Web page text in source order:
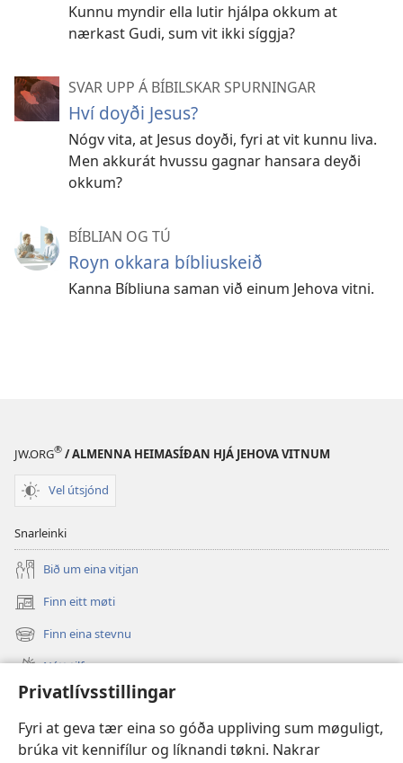
Privatlívsstillingar
Fyri at geva tær eina so góða uppliving sum møguligt,
brúka vit kennifílur og líknandi tøkni. Nakrar
Kunnu myndir ella lutir hjálpa okkum at
nærkast Gudi, sum vit ikki síggja?
SVAR UPP Á BÍBILSKAR SPURNINGAR
Hví doyði Jesus?
Nógv vita, at Jesus doyði, fyri at vit kunnu liva.
Men akkurát hvussu gagnar hansara deyði
okkum?
BÍBLIAN OG TÚ
Royn okkara bíbliuskeið
Kanna Bíbliuna saman við einum Jehova vitni.
JW.ORG® / ALMENNA HEIMASÍÐAN HJÁ JEHOVA VITNUM
Vel útsjónd
Snarleinki
Bið um eina vitjan
Finn eitt møti
(opens
new
window)
Finn eina stevnu
(opens
new Nýtt tilfar
Video
Leita